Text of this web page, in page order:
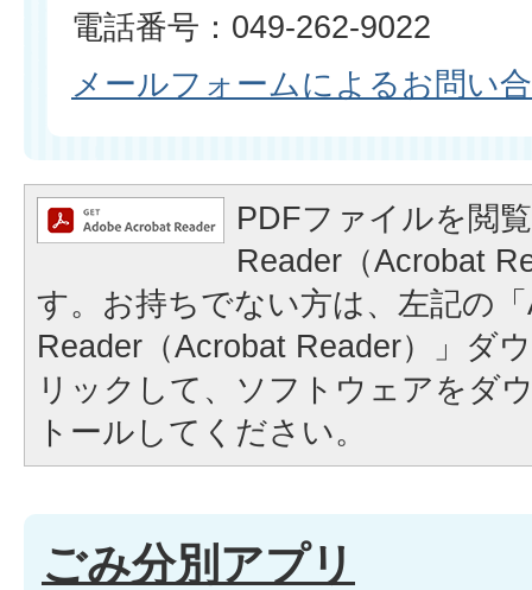
電話番号：049-262-9022
メールフォームによるお問い
PDFファイルを閲
Reader（Acrobat
す。お持ちでない方は、左記の
Reader（Acrobat Reader）」ダ
リックして、ソフトウェアをダ
トールしてください。
ごみ分別アプリ